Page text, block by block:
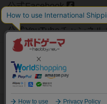
公式Facebook
公式YouTubeチャンネル